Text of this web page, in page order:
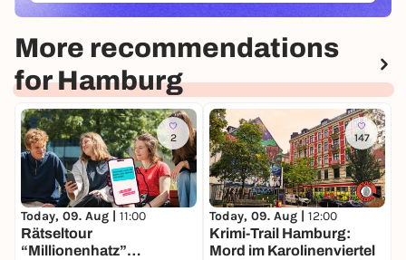
More recommendations
for Hamburg
2
Today, 09. Aug | 11:00
Rätseltour
“Millionenhatz”
147
Today, 09. Aug | 12:00
Krimi-Trail Hamburg:
Mord im Karolinenviertel